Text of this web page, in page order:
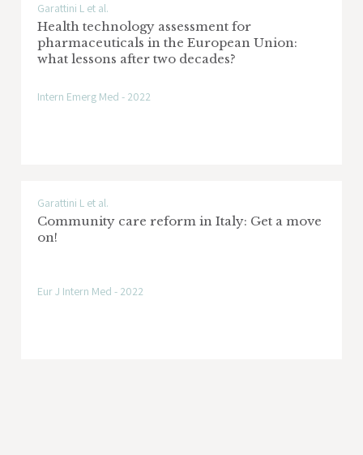
Garattini L et al.
Health technology assessment for
pharmaceuticals in the European Union:
what lessons after two decades?
Intern Emerg Med - 2022
Garattini L et al.
Community care reform in Italy: Get a move
on!
Eur J Intern Med - 2022